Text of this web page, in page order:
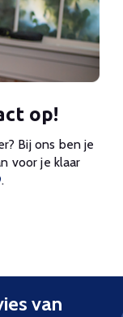
op!
Bij ons ben je
voor je klaar
.
van